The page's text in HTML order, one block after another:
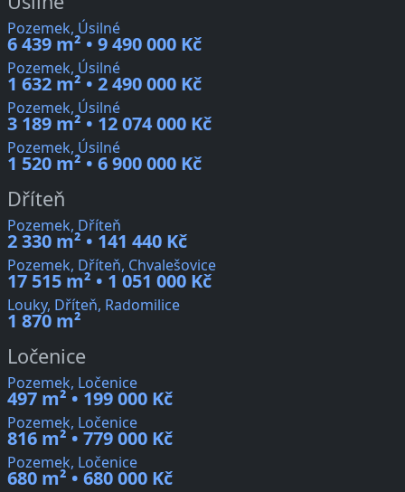
Pozemek, Úsilné
6 439 m² • 9 490 000 Kč
Pozemek, Úsilné
1 632 m² • 2 490 000 Kč
Pozemek, Úsilné
3 189 m² • 12 074 000 Kč
Pozemek, Úsilné
1 520 m² • 6 900 000 Kč
Dříteň
Pozemek, Dříteň
2 330 m² • 141 440 Kč
Pozemek, Dříteň, Chvalešovice
17 515 m² • 1 051 000 Kč
Louky, Dříteň, Radomilice
1 870 m²
Ločenice
Pozemek, Ločenice
497 m² • 199 000 Kč
Pozemek, Ločenice
816 m² • 779 000 Kč
Pozemek, Ločenice
680 m² • 680 000 Kč